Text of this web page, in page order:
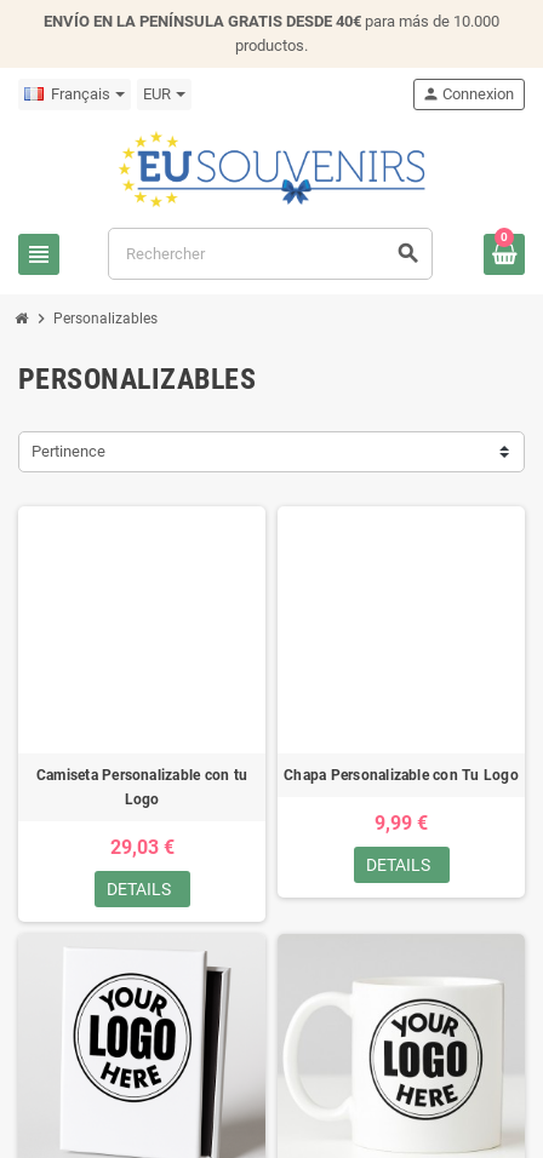
ENVÍO EN LA PENÍNSULA GRATIS DESDE 40€ para más de 10.000
productos.
Français EUR
view_headline search
person Connexion
0
chevron_right Personalizables
PERSONALIZABLES
Pertinence
Camiseta Personalizable con tu
Logo
29,03 €
DETAILS
Chapa Personalizable con Tu Logo
9,99 €
DETAILS